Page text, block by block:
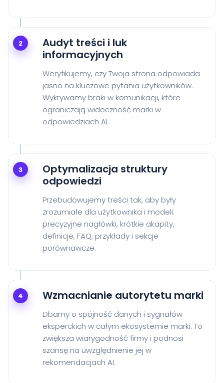
2
Audyt treści i luk
informacyjnych
Weryfikujemy, czy Twoja strona odpowiada
jasno na kluczowe pytania użytkowników.
Wykrywamy braki w komunikacji, które
ograniczają widoczność marki w
odpowiedziach AI.
3
Optymalizacja struktury
odpowiedzi
Przebudowujemy treści tak, aby były
zrozumiałe dla użytkownika i modeli:
precyzyjne nagłówki, krótkie akapity,
definicje, FAQ, przykłady i sekcje
porównawcze.
4 Wzmacnianie autorytetu marki
Dbamy o spójność danych i sygnałów
eksperckich w całym ekosystemie marki. To
zwiększa wiarygodność firmy i podnosi
szansę na uwzględnienie jej w
rekomendacjach AI.